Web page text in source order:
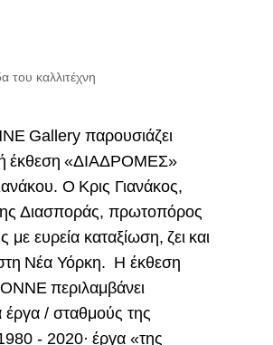
του καλλιτέχνη
Gallery παρουσιάζει
έκθεση «ΔΙΑΔΡΟΜΕΣ»
Ο Κρις Γιανάκος,
Διασποράς, πρωτοπόρος
με ευρεία καταξίωση, ζει και
στη Νέα Υόρκη. Η έκθεση
περιλαμβάνει
έργα / σταθμούς της
- 2020· έργα «της